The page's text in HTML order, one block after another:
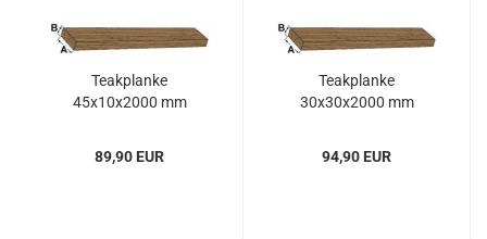
Teak­plan­ke
45x10x2000 mm
89,90 EUR
Teak­plan­ke
30x30x2000 mm
94,90 EUR